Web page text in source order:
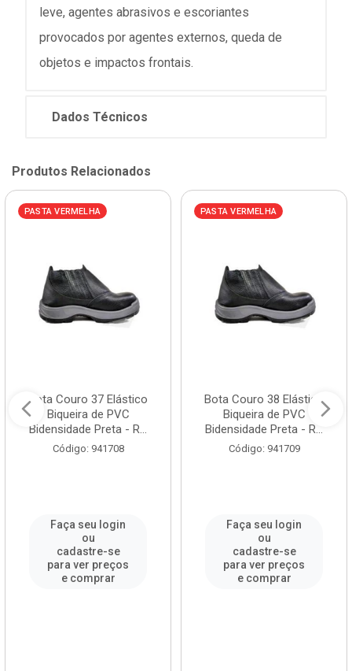
leve, agentes abrasivos e escoriantes
provocados por agentes externos, queda de
objetos e impactos frontais.
Dados Técnicos
Produtos Relacionados
PASTA VERMELHA
Bota Couro 37 Elástico
Biqueira de PVC
Bidensidade Preta - R...
Código: 941708
Faça seu login
ou
cadastre-se
para ver preços
e comprar
PASTA VERMELHA
Bota Couro 38 Elástico
Biqueira de PVC
Bidensidade Preta - R...
Código: 941709
Faça seu login
ou
cadastre-se
para ver preços
e comprar